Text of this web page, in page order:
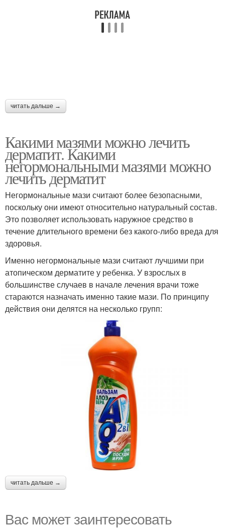
читать дальше →
Какими мазями можно лечить
дерматит. Какими
негормональными мазями можно
лечить дерматит
Негормональные мази считают более безопасными,
поскольку они имеют относительно натуральный состав.
Это позволяет использовать наружное средство в
течение длительного времени без какого-либо вреда для
здоровья.
Именно негормональные мази считают лучшими при
атопическом дерматите у ребенка. У взрослых в
большинстве случаев в начале лечения врачи тоже
стараются назначать именно такие мази. По принципу
действия они делятся на несколько групп:
читать дальше →
Вас может заинтересовать